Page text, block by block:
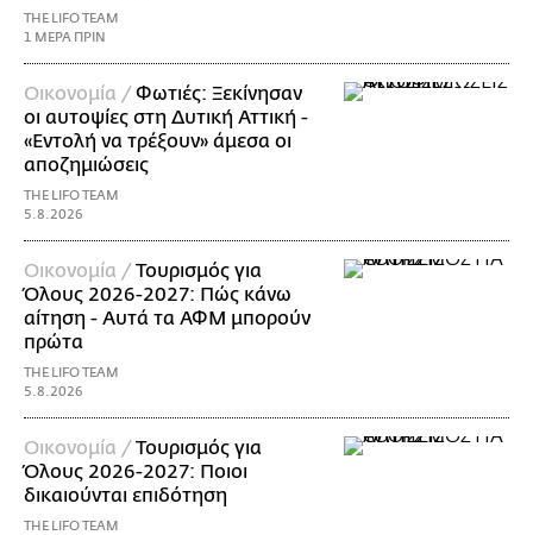
THE LIFO TEAM
1 ΜΕΡΑ ΠΡΙΝ
Οικονομία /Φωτιές: Ξεκίνησαν
οι αυτοψίες στη Δυτική Αττική -
«Εντολή να τρέξουν» άμεσα οι
αποζημιώσεις
THE LIFO TEAM
5.8.2026
Οικονομία /Τουρισμός για
Όλους 2026-2027: Πώς κάνω
αίτηση - Αυτά τα ΑΦΜ μπορούν
πρώτα
THE LIFO TEAM
5.8.2026
Οικονομία /Τουρισμός για
Όλους 2026-2027: Ποιοι
δικαιούνται επιδότηση
THE LIFO TEAM